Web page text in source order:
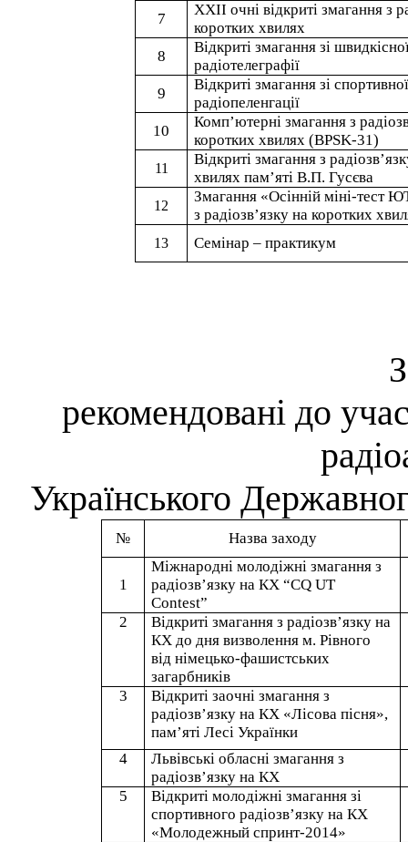
7
XXII очні відкриті змагання з
коротких хвилях
8
Відкриті змагання зі
радіотелеграфії
9
Відкриті змагання зі
радіопеленгації
10
Комп’ютерні змагання з
коротких хвилях(BPSK-31)
11
Відкриті змагання з
хвилях пам’яті В.П. Гусєва
12
Змагання «Осінній міні-тест
з радіозв’язку на коротких
13 Семінар – практикум
рекомендовані до
Українського
№ Назва заходу
1
Міжнародні молодіжні змагання з
радіозв’язку наКХ “CQ UT
Contest”
2
Відкриті змагання з радіозв’язку на
КХ до дня визволення м. Рівного
від німецько-фашистських
загарбників
3
Відкриті заочні змагання з
радіозв’язку на КХ «Лісова пісня»,
пам’яті Лесі Українки
4
Львівські обласні змагання з
радіозв’язку наКХ
5
Відкриті молодіжні змагання зі
спортивного радіозв’язку на КХ
«Молодежный спринт-2014»